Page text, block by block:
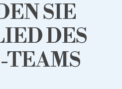
SIE
DES
TEAMS